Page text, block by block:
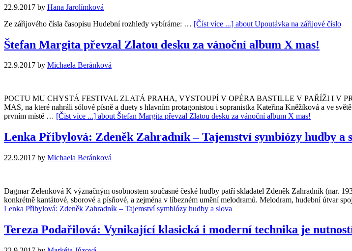
22.9.2017 by Hana Jarolímková
Ze zářijového čísla časopisu Hudební rozhledy vybíráme: … [Číst více ...] about Upoutávka na zářijové číslo
Štefan Margita převzal Zlatou desku za vánoční album X mas!
22.9.2017 by Michaela Beránková
POCTU MU CHYSTÁ FESTIVAL ZLATÁ PRAHA, VYSTOUPÍ V OPÉRA BASTILLE V PAŘÍŽI I V
MAS, na které nahráli sólové písně a duety s hlavním protagonistou i sopranistka Kateřina Kněžíková a ve
prvním místě … [Číst více ...] about Štefan Margita převzal Zlatou desku za vánoční album X mas!
Lenka Přibylová: Zdeněk Zahradník – Tajemství symbiózy hudby a
22.9.2017 by Michaela Beránková
Dagmar Zelenková K význačným osobnostem současné české hudby patří skladatel Zdeněk Zahradník (nar.
konkrétně kantátové, sborové a písňové, a zejména v líbezném umění melodramů. Melodram, hudební útvar
Lenka Přibylová: Zdeněk Zahradník – Tajemství symbiózy hudby a slova
Tereza Podařilová: Vynikající klasická i moderní technika je